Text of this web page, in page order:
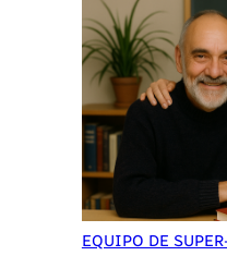
EQUIPO DE